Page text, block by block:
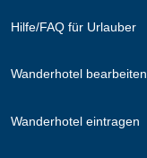
Hilfe/FAQ für Urlauber
Wanderhotel bearbeiten
Wanderhotel eintragen